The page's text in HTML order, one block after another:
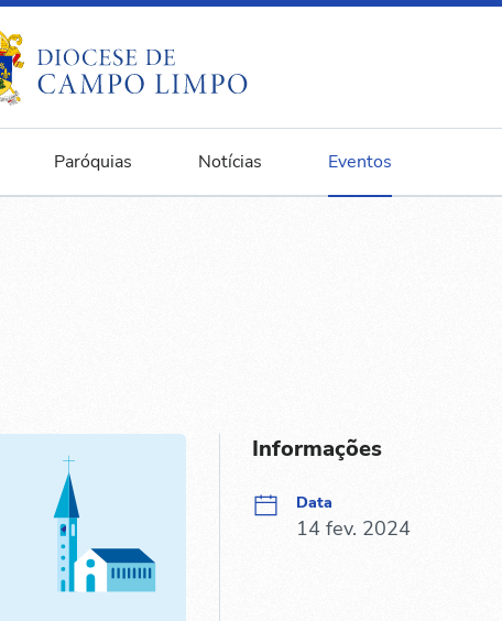
Paróquias Notícias Eventos
Informações
Data
14 fev. 2024